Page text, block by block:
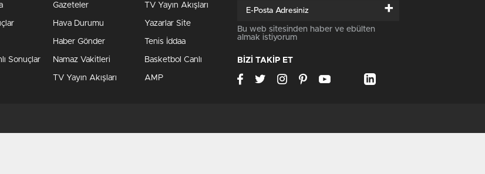
Sonuçlar
Gazeteler
Hava Durumu
Haber Gönder
Namaz Vakitleri
TV Yayın Akışları
TV Yayın Akışları
Yazarlar Site
Tenis İddaa
Basketbol Canlı
AMP
+
Bu web sitesinden haber ve ebülten
almak istiyorum
BİZİ TAKİP ET